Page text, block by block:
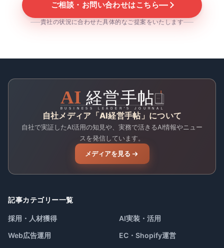
ご相談・お問い合わせはこちら
貴社の状況に合わせた具体的なご提案をいたします
自社メディア「AI経営手帖」について
自社で実証したAI活用の知見や、実務で活きるAI情報やニュー
スを発信しています。
メディアを見る
記事カテゴリー一覧
採用・人材獲得
AI実装・活用
Web広告運用
EC・Shopify運営